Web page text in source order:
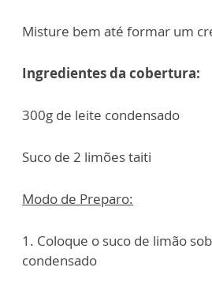
Misture bem até formar um
Ingredientes da cobertura:
300g de leite condensado
Suco de 2 limões taiti
Modo de Preparo:
1. Coloque o suco de limão
condensado